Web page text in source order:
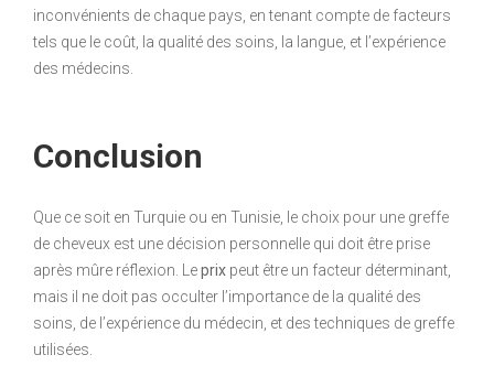
inconvénients de chaque pays, en tenant compte de facteurs
tels que le coût, la qualité des soins, la langue, et l’expérience
des médecins.
Conclusion
Que ce soit en Turquie ou en Tunisie, le choix pour une greffe
de cheveux est une décision personnelle qui doit être prise
après mûre réflexion. Leprix peut être un facteur déterminant,
mais il ne doit pas occulter l’importance de la qualité des
soins, de l’expérience du médecin, et des techniques de greffe
utilisées.